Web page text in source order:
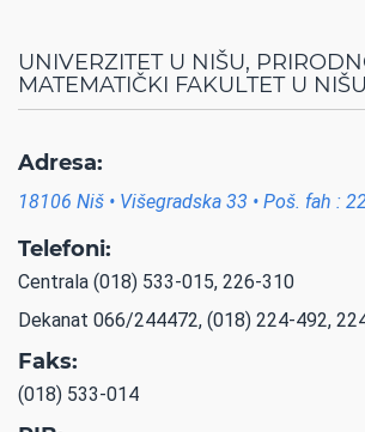
UNIVERZITET U NIŠU,
MATEMATIČKI FAKULTET U NIŠU
Adresa:
18106 Niš • Višegradska 33 • Poš. fah :
Telefoni:
Centrala (018) 533-015, 226-310
Dekanat 066/244472, (018) 224-492,
Faks:
(018) 533-014